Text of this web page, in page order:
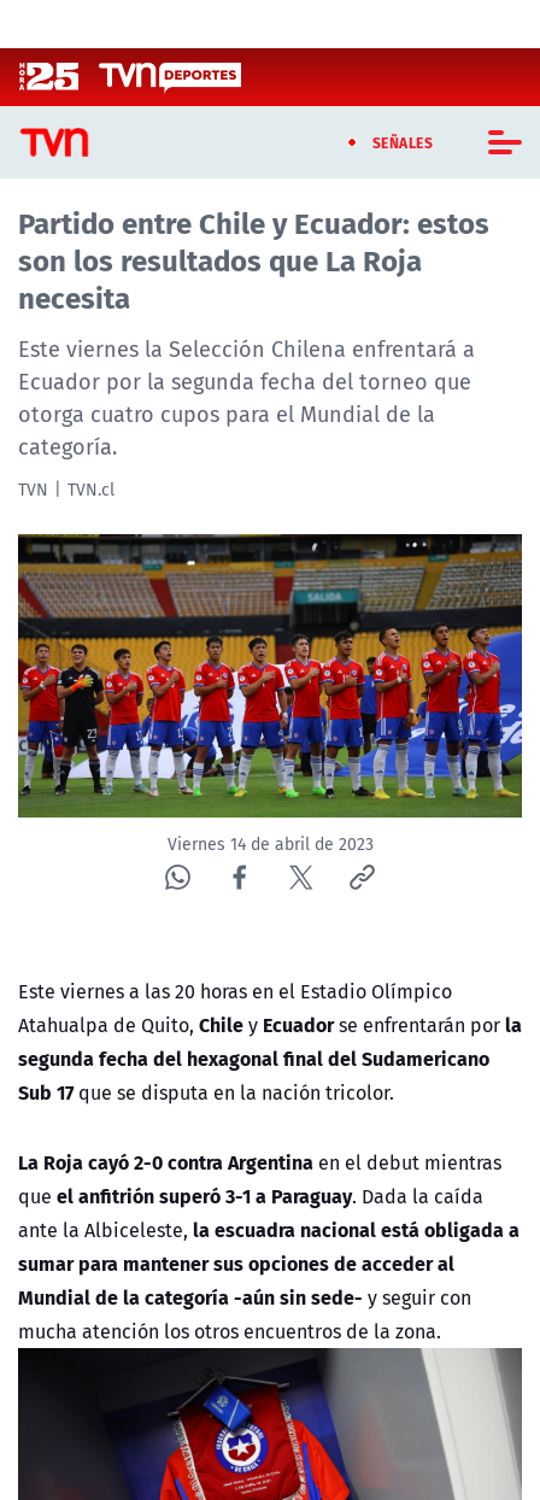
SEÑALES
CASTING MASTERCHEF CHILE
CASTING TVN VERTICAL
TVN VERTICAL
TVN PLAY
PROGRAMAS
NTV
ACTUALIDAD Y TENDENCIAS
CORPORATIVO Y TRANSPARENCIA
CANAL DE DENUNCIAS
ÁREA DE PROYECTOS
Partido entre Chile y Ecuador: estos
son los resultados que La Roja
necesita
Este viernes la Selección Chilena enfrentará a
Ecuador por la segunda fecha del torneo que
otorga cuatro cupos para el Mundial de la
categoría.
TVN TVN.cl
Viernes 14 de abril de 2023
Este viernes a las 20 horas en el Estadio Olímpico
Atahualpa de Quito, Chiley Ecuadorse enfrentarán por la
segunda fecha del hexagonal final del Sudamericano
Sub 17 que se disputa en la nación tricolor.
La Roja cayó 2-0 contra Argentina en el debut mientras
que el anfitrión superó 3-1 a Paraguay. Dada la caída
ante la Albiceleste, la escuadra nacional está obligada a
sumar para mantener sus opciones de acceder al
Mundial de la categoría -aún sin sede- y seguir con
mucha atención los otros encuentros de la zona.